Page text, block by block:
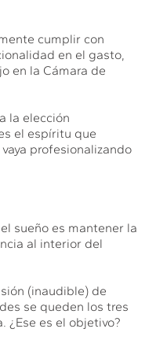
cumplir con
en el gasto,
en la Cámara de
la elección
el espíritu que
profesionalizando
sueño es mantener la
al interior del
(inaudible) de
se queden los tres
¿Ese es el objetivo?